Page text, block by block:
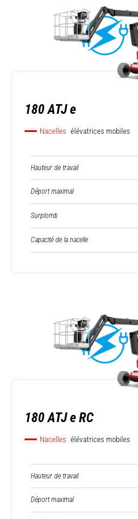
180 ATJ e
Nacelles élévatrices mobiles
Hauteur de travail
Déport maximal
Surplomb
Capacité de la nacelle
180 ATJ e RC
Nacelles élévatrices mobiles
Hauteur de travail
Déport maximal